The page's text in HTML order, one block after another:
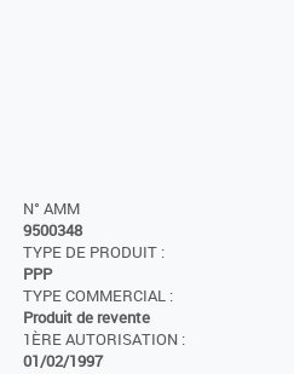
N° AMM
9500348
TYPE DE PRODUIT :
PPP
TYPE COMMERCIAL :
Produit de revente
1ÈRE AUTORISATION :
01/02/1997